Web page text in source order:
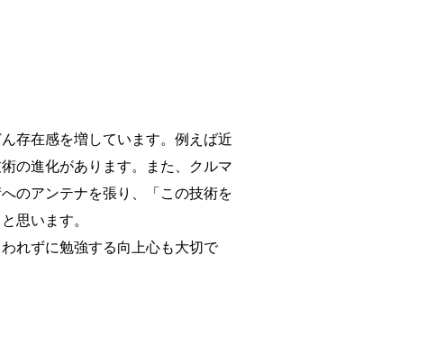
存在感を増しています。例えば近
の進化があります。また、クルマ
のアンテナを張り、「この技術を
思います。
れずに勉強する向上心も大切で